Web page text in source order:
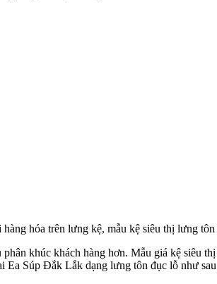
hóa trên lưng kệ, mẫu kệ siêu thị lưng
khúc khách hàng hơn. Mẫu giá kệ siêu
Ea Súp Đắk Lắk dạng lưng tôn đục lỗ như